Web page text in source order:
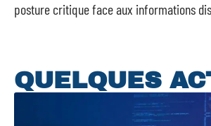
posture critique face aux informations
QUELQUES